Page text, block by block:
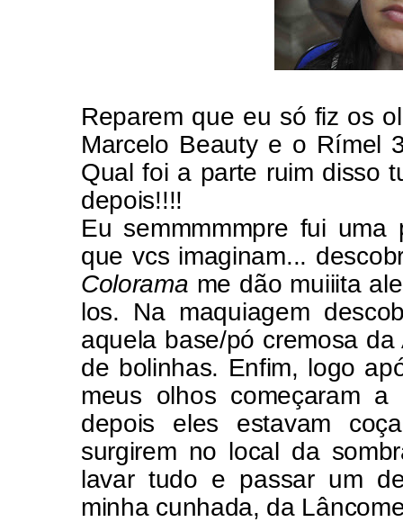
Reparem que eu só fiz os
Marcelo Beauty e o Rímel
Qual foi a parte ruim disso
depois!!!!
Eu semmmmmpre fui
que vcs imaginam...
Colorama me dão muiiita
los. Na maquiagem
aquela base/pó cremosa
de bolinhas. Enfim, logo
meus olhos começaram a
depois eles estavam
surgirem no local da
lavar tudo e passar um
minha cunhada, da